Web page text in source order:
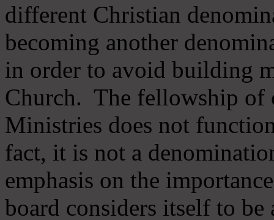
different Christian
becoming another
in order to avoid building
Church. The fellowship of
Ministries does not
fact, it is not a
emphasis on the
board considers itself to be